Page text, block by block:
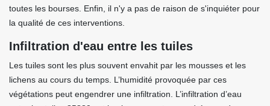
toutes les bourses. Enfin, il n'y a pas de raison de s'inquiéter pour
la qualité de ces interventions.
Infiltration d'eau entre les tuiles
Les tuiles sont les plus souvent envahit par les mousses et les
lichens au cours du temps. L’humidité provoquée par ces
végétations peut engendrer une infiltration. L’infiltration d’eau